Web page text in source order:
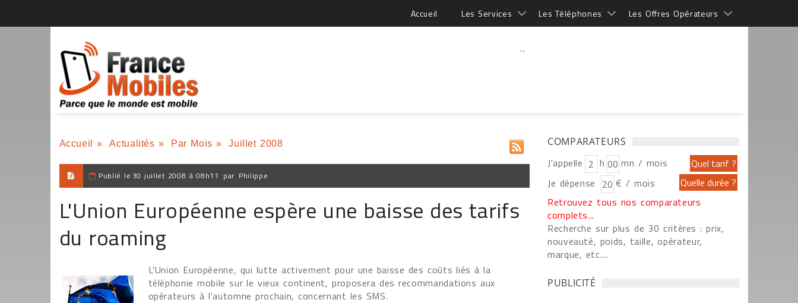
Accueil Les Services Les Téléphones Les Offres Opérateurs
...
Accueil » Actualités » Par Mois » Juillet 2008
Publié le 30 juillet 2008 à 08h11 par Philippe
L'Union Européenne espère une baisse des tarifs
du roaming
L'Union Européenne, qui lutte activement pour une baisse des coûts liés à la
téléphonie mobile sur le vieux continent, proposera des recommandations aux
opérateurs à l'automne prochain, concernant les SMS.
COMPARATEURS
J'appelle h
mn / mois
Je dépense
€ / mois
Retrouvez tous nos comparateurs
complets...
Recherche sur plus de 30 critères : prix,
nouveauté, poids, taille, opérateur,
marque, etc....
PUBLICITÉ